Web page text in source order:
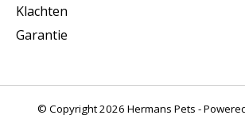
Klachten
Garantie
© Copyright 2026 Hermans Pets -